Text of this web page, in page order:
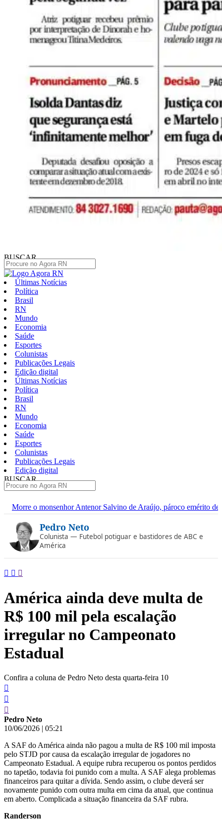
BUSCAR
Últimas Notícias
Política
Brasil
RN
Mundo
Economia
Saúde
Esportes
Colunistas
Publicações Legais
Edição digital
Últimas Notícias
Política
Brasil
RN
Mundo
Economia
Saúde
Esportes
Colunistas
Publicações Legais
Edição digital
BUSCAR
Salvino de Araújo, pároco emérito de Sant’Ana de Caicó
para
conteúdo
Pedro Neto
Colunista — Futebol potiguar e bastidores de ABC e
América
América ainda deve multa de
R$ 100 mil pela escalação
irregular no Campeonato
Estadual
Confira a coluna de Pedro Neto desta quarta-feira 10
Pedro Neto
10/06/2026 | 05:21
A SAF do América ainda não pagou a multa de R$ 100 mil imposta
pelo STJD por causa da escalação irregular de jogadores no
Campeonato Estadual. A equipe rubra recuperou os pontos perdidos
no tapetão, todavia foi punido com a multa. A SAF alega problemas
financeiros para quitar a dívida. Sendo assim, o clube deverá ser
novamente punido com outra multa em cima da atual, que continua
em aberto. Complicada a situação financeira da SAF rubra.
Randerson